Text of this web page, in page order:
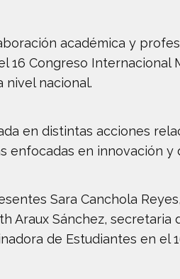
académica y
Congreso Internacional
nivel nacional.
en distintas acciones
en innovación
Sara Canchola
Araux Sánchez, secretaria
de Estudiantes en el